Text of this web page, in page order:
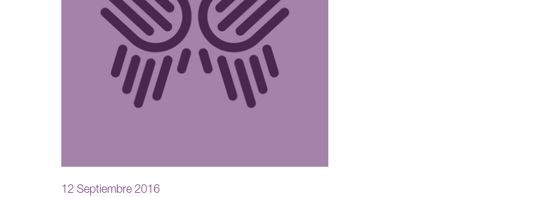
12 Septiembre 2016